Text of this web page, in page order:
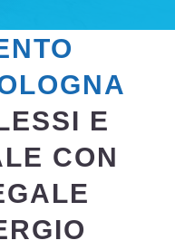
E
CON